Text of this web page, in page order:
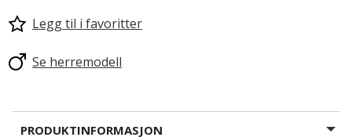
Legg til i favoritter
Se herremodell
PRODUKTINFORMASJON